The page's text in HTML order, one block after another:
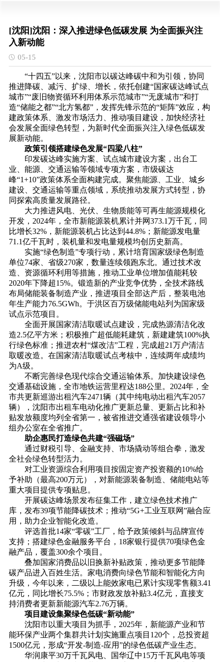
[沈阳]沈阳：深入推进绿色低碳发展 为全面振兴注
入新动能
05-15
“十四五”以来，沈阳市以碳达峰碳中和为引领，协同
推进降碳、减污、扩绿、增长，依托创建“国家碳达峰试点
城市”“废旧物资循环利用体系示范城市”“无废城市”和打
造“储能之都”“北方氢都”，发挥先锋示范的“矩阵”效应，构
建政策体系、激发市场活力、推动项目建设，加快经济社
会发展全面绿色转型，为新时代全面振兴注入绿色低碳发
展新动能。
政策引领搭建绿色发展“四梁八柱”
印发碳达峰实施方案、试点城市建设方案，出台工
业、能源、交通运输等领域专项方案，市级碳达
峰“1+10”政策体系全面构建完成。聚焦能源、工业、城乡
建设、交通运输等重点领域，系统推动发展方式转型，协
同探索高质量发展路径。
大力推进风电、光伏、生物质能等可再生能源规模化
开发，2024年，全市新能源装机累计并网373.1万千瓦，同
比增长32%，新能源装机占比达到44.8%；新能源发电量
71.1亿千瓦时，装机量和发电量规模均创历史新高。
实施“绿色制造”专项行动，累计培育国家级绿色制造
单位74家、省级270家，数量连续领跑东北。通过技术改
造、资源循环利用等措施，推动工业单位增加值能耗较
2020年下降超15%。锻造新的产业竞争优势，全技术路线
布局储能装备制造产业，推进项目全部达产后，整装电池
年生产能力76.5GWh。于洪区百万级储能电站列为国家级
试点示范项目。
全面开展国家清洁取暖试点建设，完成热源清洁化改
造2.5亿平方米；积极推广超低能耗建筑，新建建筑100%执
行绿色标准；推进农村“煤改洁”工程，完成超21万户清洁
取暖改造。在国家清洁取暖试点考核中，连续两年成绩均
为A级。
不断完善绿色现代综合交通运输体系。加快建设绿色
交通基础设施，全市地铁运营里程达188公里。2024年，全
市共更新巡游出租汽车2471辆（其中纯电动出租汽车2057
辆），沈阳市出租车电动化推广更新总量、更新占比和补
贴发放额度均列全省第一，被省推进交通强省建设领导小
组办公室在全省推广。
助企惠民打造绿色共建“强磁场”
通过财税引导、金融支持、市场撬动等组合拳，激发
全社会绿色转型活力。
对工业资源综合利用项目按固定资产投资额的10%给
予补助（最高200万元），对新能源装备制造、储能电站等
重大项目提供专项贴息。
开展碳达峰场景发布征集工作，建立绿色技术推广
库，发布39项节能降碳技术；推动“5G+工业互联网”融合应
用，助力企业智能化改造。
评选首批14家“零碳”工厂，给予政策倾斜与品牌宣传
支持；搭建绿色金融服务平台，18家银行提供70项绿色金
融产品，覆盖300余个项目。
叠加国家消费品以旧换新补贴政策，推动更多节能降
碳产品进入百姓生活。家电消费向绿色节能和智能化方向
升级，今年以来，二级以上能效家电已累计实现零售额3.41
亿元，同比增长75.5%；市财政发放补贴3.4亿元，直接支
持消费者更新新能源汽车2.76万辆。
项目建设集聚绿色低碳“新动能”
沈阳市以重大项目为抓手，2025年，新能源产业和节
能环保产业两个集群共计划实施重点项目120个，总投资超
1500亿元，形成“开发-制造-应用”的绿色低碳产业生态。
华润康平30万千瓦风电、国华辽中15万千瓦风电等项